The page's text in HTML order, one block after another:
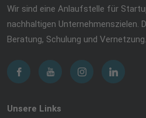
Wir sind eine Anlaufstelle für
nachhaltigen Unternehmenszielen.
Beratung, Schulung und Vernetzung.
Unsere Links